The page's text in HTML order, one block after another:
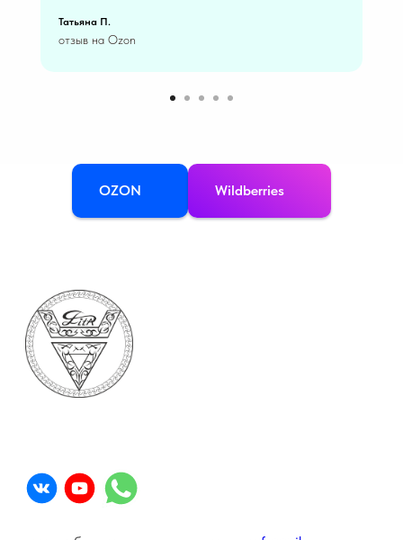
Татьяна П.
отзыв на Ozon
OZON Wildberries
телефон - +7903-170-09-02
Общий канал компании